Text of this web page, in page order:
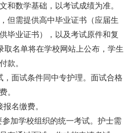
和数学基础，以考试成绩为准。
但需提供高中毕业证书（应届生
毕业证书），以及考试原件和复
取名单将在学校网站上公布，学生
款。
面试条件同中专护理。面试合格
。
名缴费。
加学校组织的统一考试。护士需